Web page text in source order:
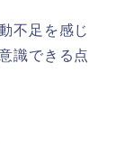
不足を感じ
識できる点